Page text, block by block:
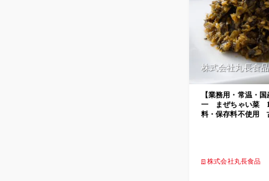
株式会社丸長食品
【業務用・常温・
一 まぜちゃい菜
料・保存料不使用
株式会社丸長食品